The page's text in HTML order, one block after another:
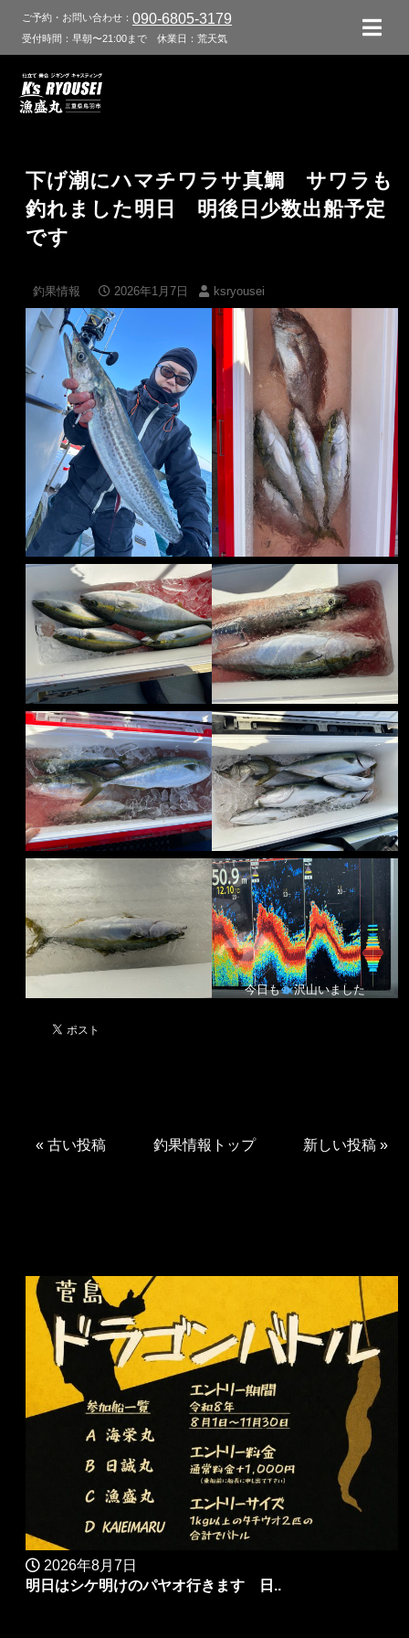
ご予約・お問い合わせ： 090-6805-3179
受付時間：早朝〜21:00まで 休業日：荒天気
下げ潮にハマチワラサ真鯛 サワラも
釣れました明日 明後日少数出船予定
です
釣果情報 2026年1月7日 ksryousei
今日も 沢山いました
«古い投稿 釣果情報トップ 新しい投稿 »
2026年8月7日
明日はシケ明けのパヤオ行きます 日..